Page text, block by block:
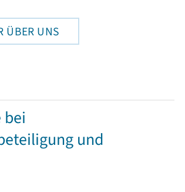
ÜBER UNS
und